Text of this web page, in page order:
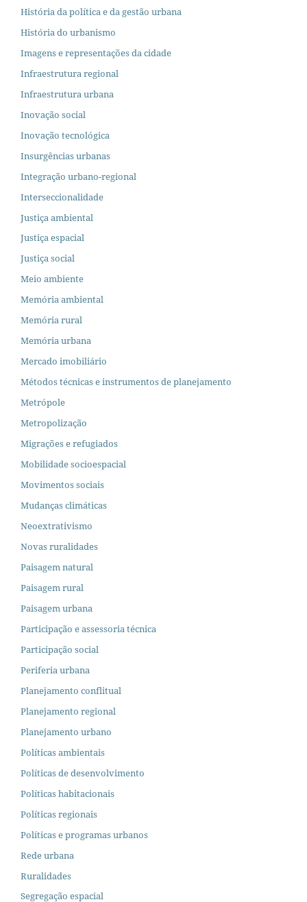
História da política e da gestão urbana
História do urbanismo
Imagens e representações da cidade
Infraestrutura regional
Infraestrutura urbana
Inovação social
Inovação tecnológica
Insurgências urbanas
Integração urbano-regional
Interseccionalidade
Justiça ambiental
Justiça espacial
Justiça social
Meio ambiente
Memória ambiental
Memória rural
Memória urbana
Mercado imobiliário
Métodos técnicas e instrumentos de planejamento
Metrópole
Metropolização
Migrações e refugiados
Mobilidade socioespacial
Movimentos sociais
Mudanças climáticas
Neoextrativismo
Novas ruralidades
Paisagem natural
Paisagem rural
Paisagem urbana
Participação e assessoria técnica
Participação social
Periferia urbana
Planejamento conflitual
Planejamento regional
Planejamento urbano
Políticas ambientais
Políticas de desenvolvimento
Políticas habitacionais
Políticas regionais
Políticas e programas urbanos
Rede urbana
Ruralidades
Segregação espacial